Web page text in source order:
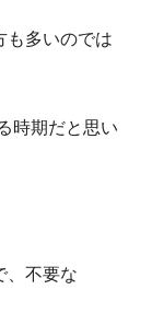
も多いのでは
時期だと思い
、不要な